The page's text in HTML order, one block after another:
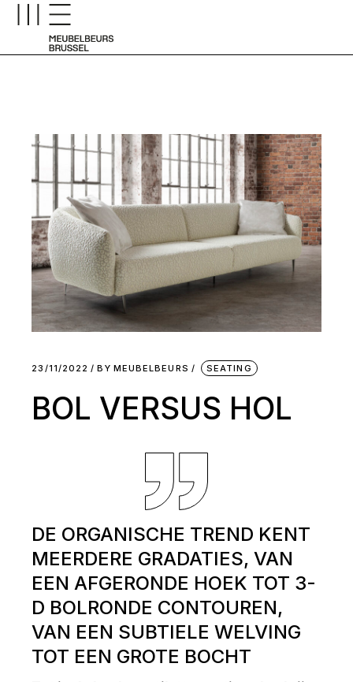
23/11/2022 BY MEUBELBEURS SEATING
BOL VERSUS HOL
DE ORGANISCHE TREND KENT
MEERDERE GRADATIES, VAN
EEN AFGERONDE HOEK TOT 3-
D BOLRONDE CONTOUREN,
VAN EEN SUBTIELE WELVING
TOT EEN GROTE BOCHT